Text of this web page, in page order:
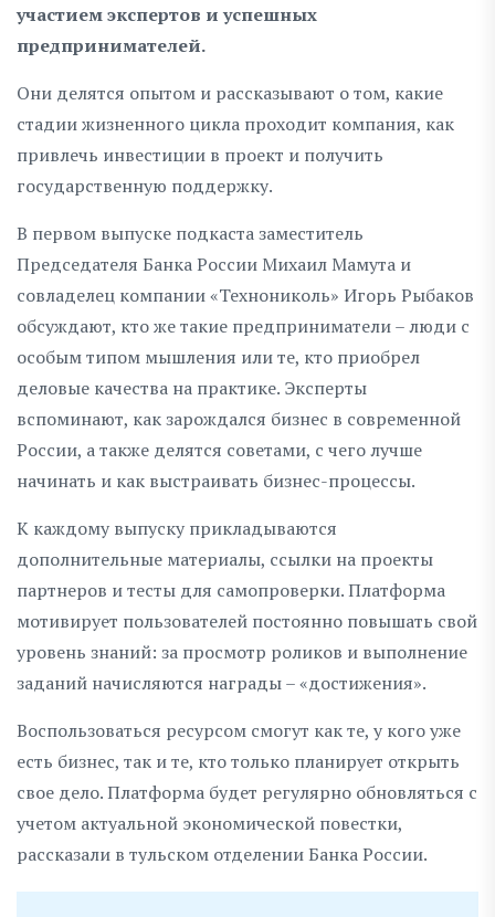
участием экспертов и успешных
предпринимателей.
Они делятся опытом и рассказывают о том, какие
стадии жизненного цикла проходит компания, как
привлечь инвестиции в проект и получить
государственную поддержку.
В первом выпуске подкаста заместитель
Председателя Банка России Михаил Мамута и
совладелец компании «Технониколь» Игорь Рыбаков
обсуждают, кто же такие предприниматели – люди с
особым типом мышления или те, кто приобрел
деловые качества на практике. Эксперты
вспоминают, как зарождался бизнес в современной
России, а также делятся советами, с чего лучше
начинать и как выстраивать бизнес-процессы.
К каждому выпуску прикладываются
дополнительные материалы, ссылки на проекты
партнеров и тесты для самопроверки. Платформа
мотивирует пользователей постоянно повышать свой
уровень знаний: за просмотр роликов и выполнение
заданий начисляются награды – «достижения».
Воспользоваться ресурсом смогут как те, у кого уже
есть бизнес, так и те, кто только планирует открыть
свое дело. Платформа будет регулярно обновляться с
учетом актуальной экономической повестки,
рассказали в тульском отделении Банка России.